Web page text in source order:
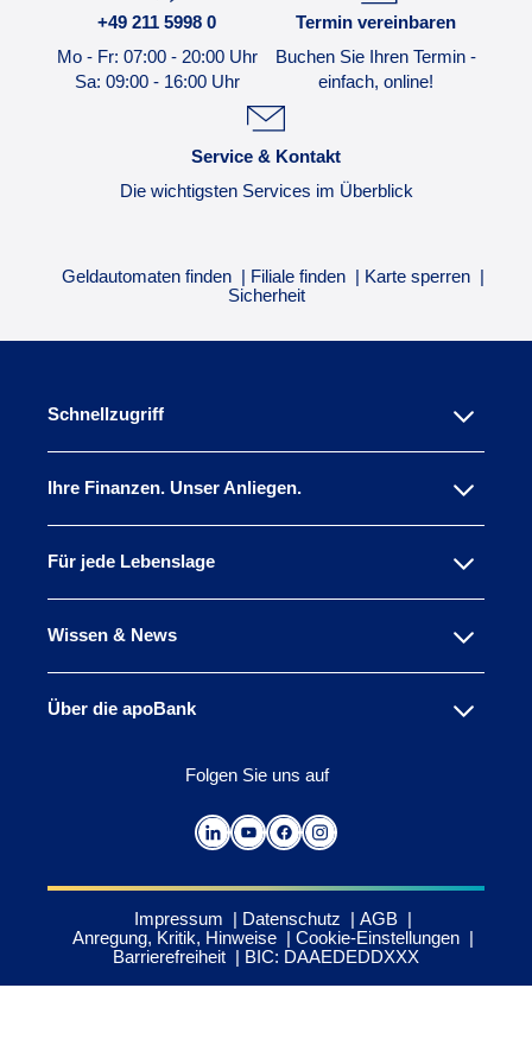
+49 211 5998 0
Mo - Fr: 07:00 - 20:00 Uhr
Sa: 09:00 - 16:00 Uhr
Termin vereinbaren
Buchen Sie Ihren Termin -
einfach, online!
Service & Kontakt
Die wichtigsten Services im Überblick
Geldautomaten finden Filiale finden
Karte sperren
Sicherheit
Schnellzugriff
Ihre Finanzen. Unser Anliegen.
Für jede Lebenslage
Wissen & News
Über die apoBank
Folgen Sie uns auf
Impressum Datenschutz
AGB
Anregung, Kritik, Hinweise
Cookie-Einstellungen
Barrierefreiheit
BIC: DAAEDEDDXXX